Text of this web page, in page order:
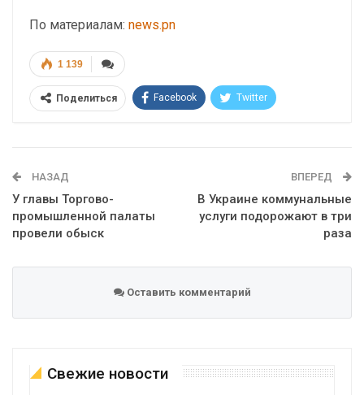
По материалам: news.pn
1 139
Поделиться Facebook Twitter
НАЗАД
У главы Торгово-
промышленной палаты
провели обыск
ВПЕРЕД
В Украине коммунальные
услуги подорожают в три
раза
Оставить комментарий
Свежие новости